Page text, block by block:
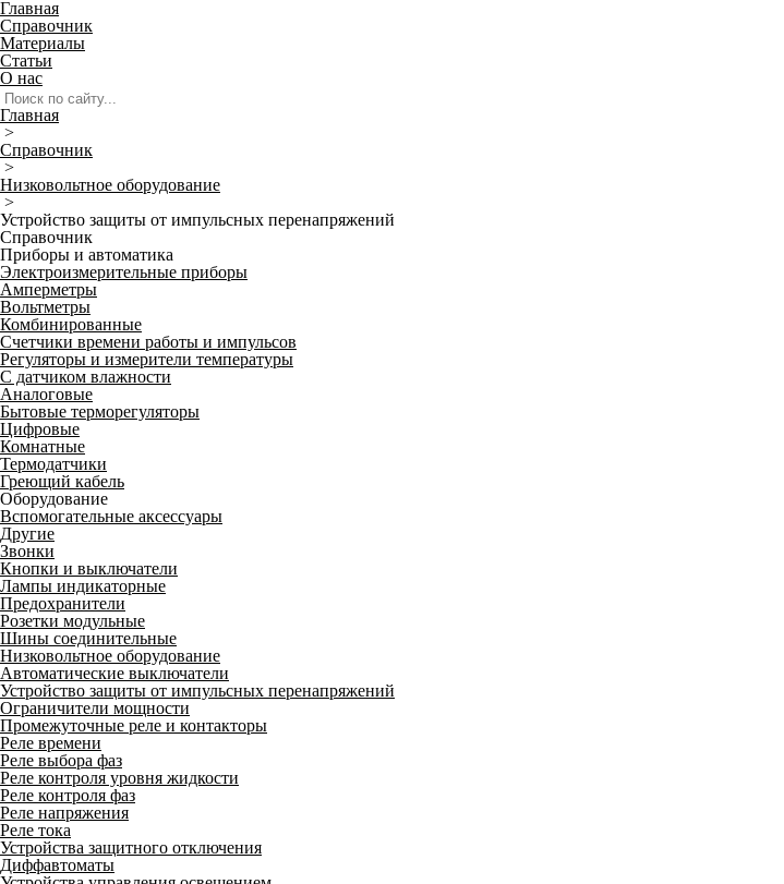
Главная
Справочник
Материалы
Статьи
О нас
Главная
>
Справочник
>
Низковольтное оборудование
>
Устройство защиты от импульсных перенапряжений
Справочник
Приборы и автоматика
Электроизмерительные приборы
Амперметры
Вольтметры
Комбинированные
Счетчики времени работы и импульсов
Регуляторы и измерители температуры
С датчиком влажности
Аналоговые
Бытовые терморегуляторы
Цифровые
Комнатные
Термодатчики
Греющий кабель
Оборудование
Вспомогательные аксессуары
Другие
Звонки
Кнопки и выключатели
Лампы индикаторные
Предохранители
Розетки модульные
Шины соединительные
Низковольтное оборудование
Автоматические выключатели
Устройство защиты от импульсных перенапряжений
Ограничители мощности
Промежуточные реле и контакторы
Реле времени
Реле выбора фаз
Реле контроля уровня жидкости
Реле контроля фаз
Реле напряжения
Реле тока
Устройства защитного отключения
Диффавтоматы